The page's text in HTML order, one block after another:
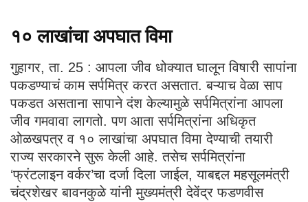
१० लाखांचा अपघात विमा
गुहागर, ता. 25 : आपला जीव धोक्यात घालून विषारी सापांना
पकडण्याचं काम सर्पमित्र करत असतात. बऱ्याच वेळा साप
पकडत असताना सापाने दंश केल्यामुळे सर्पमित्रांना आपला
जीव गमवावा लागतो. पण आता सर्पमित्रांना अधिकृत
ओळखपत्र व १० लाखांचा अपघात विमा देण्याची तयारी
राज्य सरकारने सुरू केली आहे. तसेच सर्पमित्रांना
‘फ्रंटलाइन वर्कर’चा दर्जा दिला जाईल, याबद्दल महसूलमंत्री
चंद्रशेखर बावनकुळे यांनी मुख्यमंत्री देवेंद्र फडणवीस